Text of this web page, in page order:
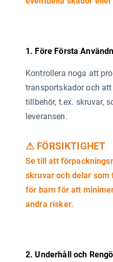
1. Före Första
Kontrollera noga att
transportskador och
tillbehör, t.ex. skruvar,
leveransen.
⚠ FÖRSIKTIGHET
Se till att
skruvar och delar
för barn för att
andra risker.
2. Underhåll och